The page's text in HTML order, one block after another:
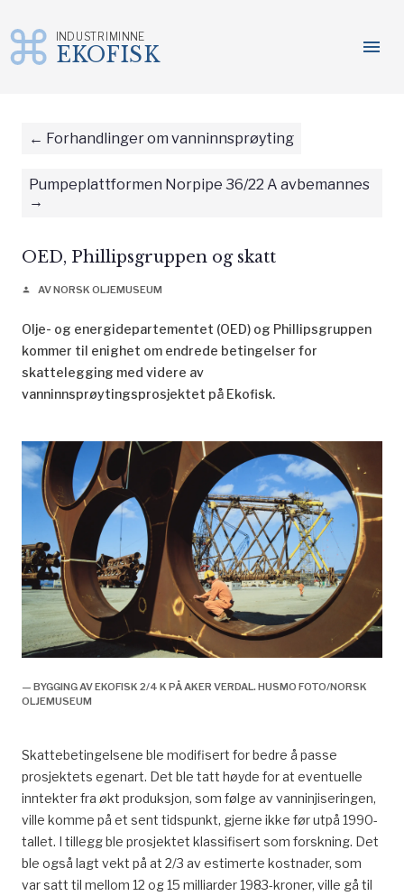
innhold
menu
INDUSTRIMINNE
EKOFISK
Forhandlinger om vanninnsprøyting
Pumpeplattformen Norpipe 36/22 A avbemannes
OED, Phillipsgruppen og skatt
person AV NORSK OLJEMUSEUM
Olje- og energidepartementet (OED) og Phillipsgruppen
kommer til enighet om endrede betingelser for
skattelegging med videre av
vanninnsprøytingsprosjektet på Ekofisk.
— BYGGING AV EKOFISK 2/4 K PÅ AKER VERDAL. HUSMO FOTO/NORSK
OLJEMUSEUM
Skattebetingelsene ble modifisert for bedre å passe
prosjektets egenart. Det ble tatt høyde for at eventuelle
inntekter fra økt produksjon, som følge av vanninjiseringen,
ville komme på et sent tidspunkt, gjerne ikke før utpå 1990-
tallet. I tillegg ble prosjektet klassifisert som forskning. Det
ble også lagt vekt på at 2/3 av estimerte kostnader, som
var satt til mellom 12 og 15 milliarder 1983-kroner, ville gå til